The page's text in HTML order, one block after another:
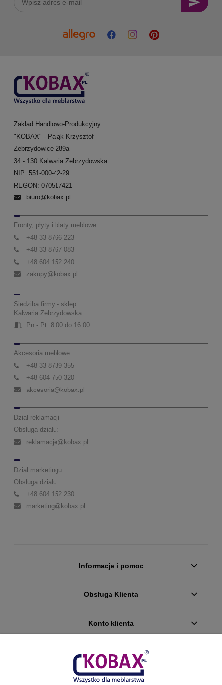
Zakład Handlowo-Produkcyjny
"KOBAX" - Pająk Krzysztof
Zebrzydowice 289a
34 - 130 Kalwaria Zebrzydowska
NIP: 551-000-42-29
REGON: 070517421
biuro@kobax.pl
Fronty, płyty i blaty meblowe
+48 33 8766 223
+48 33 8767 083
+48 604 152 240
zakupy@kobax.pl
Siedziba firmy - sklep
Kalwaria Zebrzydowska
Pn - Pt: 8:00 do 16:00
Akcesoria meblowe
+48 33 8739 355
+48 604 750 320
akcesoria@kobax.pl
Dział reklamacji
Obsługa działu:
reklamacje@kobax.pl
Dział marketingu
Obsługa działu:
+48 604 152 230
marketing@kobax.pl
Informacje i pomoc
Obsługa Klienta
Konto klienta
Płatności i dostawa
Ciekawostki